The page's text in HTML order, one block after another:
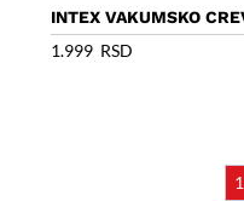
INTEX VAKUMSKO
1.999 RSD
1